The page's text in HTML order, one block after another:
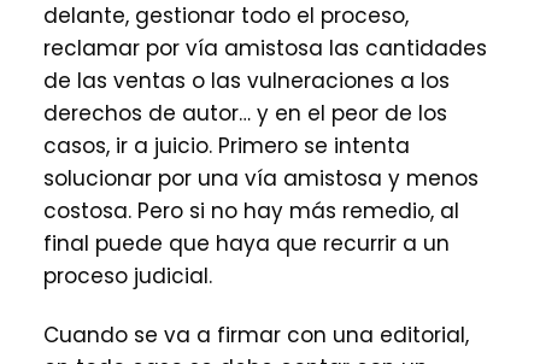
delante, gestionar todo el proceso,
reclamar por vía amistosa las cantidades
de las ventas o las vulneraciones a los
derechos de autor… y en el peor de los
casos, ir a juicio. Primero se intenta
solucionar por una vía amistosa y menos
costosa. Pero si no hay más remedio, al
final puede que haya que recurrir a un
proceso judicial.
Cuando se va a firmar con una editorial,